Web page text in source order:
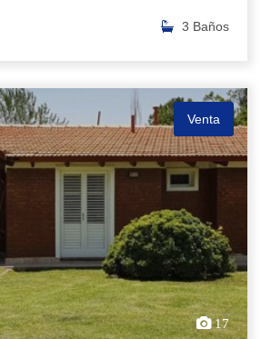
3 Baños
Venta
17